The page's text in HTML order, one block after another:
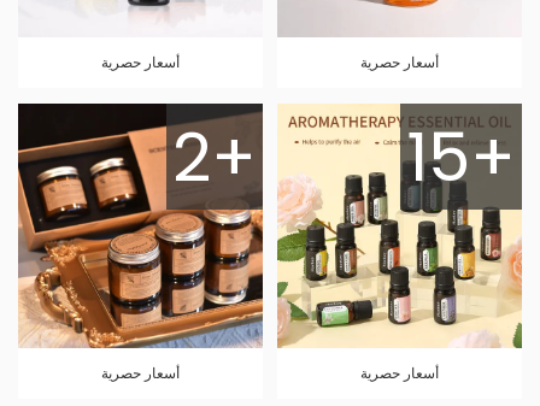
أسعار حصرية أسعار حصرية
15+
أسعار حصرية
2+
أسعار حصرية